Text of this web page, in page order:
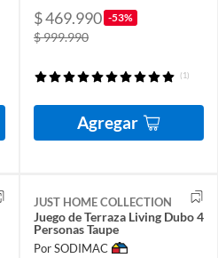
$ 469.990 -53%
$ 999.990
(1)
Agregar
JUST HOME COLLECTION
Juego de Terraza Living Dubo 4
Personas Taupe
Por SODIMAC